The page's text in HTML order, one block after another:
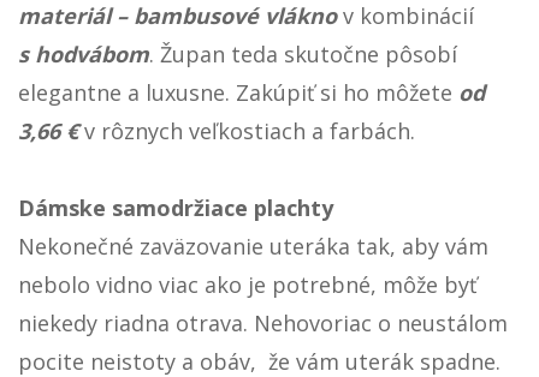
materiál – bambusové vláknov kombinácií
s hodvábom. Župan teda skutočne pôsobí
elegantne a luxusne. Zakúpiť si ho môžete od
3,66 €v rôznych veľkostiach a farbách.
Dámske samodržiace plachty
Nekonečné zaväzovanie uteráka tak, aby vám
nebolo vidno viac ako je potrebné, môže byť
niekedy riadna otrava. Nehovoriac o neustálom
pocite neistoty a obáv, že vám uterák spadne.